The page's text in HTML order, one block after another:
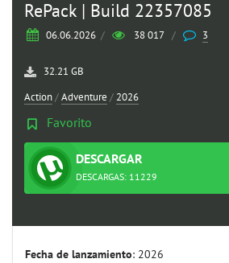
RePack | Build 22357085
06.06.2026 / 38 017 / 3
32.21 GB
Action/Adventure / 2026
Favorito
DESCARGAR
TORRENT
DESCARGAS: 11229
Fecha de lanzamiento: 2026